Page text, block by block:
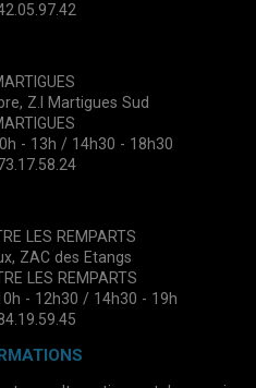
Z.I Martigues Sud
- 13h / 14h30 - 18h30
LES REMPARTS
ZAC des Etangs
LES REMPARTS
- 12h30 / 14h30 - 19h